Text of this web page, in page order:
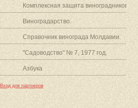
Комплексная защита виноградников.
Виноградарство.
Справочник винограда Молдавии.
"Садоводство" № 7, 1977 год.
Азбука
Вход для партнеров